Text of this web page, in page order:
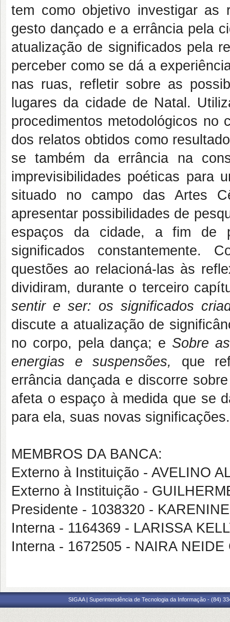
tem como objetivo investigar as
gesto dançado e a errância pela
atualização de significados pela
perceber como se dá a
nas ruas, refletir sobre as
lugares da cidade de Natal.
procedimentos metodológicos no
dos relatos obtidos como
se também da errância na
imprevisibilidades poéticas para
situado no campo das Artes
apresentar possibilidades de
espaços da cidade, a fim de
significados constantemente.
questões ao relacioná-las às
dividiram, durante o terceiro
sentir e ser: os significados
discute a atualização de
no corpo, pela dança; e Sobre
energias e suspensões, que
errância dançada e discorre
afeta o espaço à medida que se
para ela, suas novas significações.
MEMBROS DA BANCA:
Externo à Instituição - AVELINO
Externo à Instituição -
Presidente - 1038320 -
Interna - 1164369 - LARISSA
Interna - 1672505 - NAIRA NEIDE
SIGAA | Superintendência de Tecnologia da Informação - (84)